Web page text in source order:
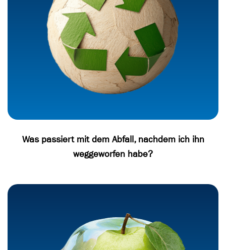
Was passiert mit dem Abfall, nachdem ich ihn
weggeworfen habe?